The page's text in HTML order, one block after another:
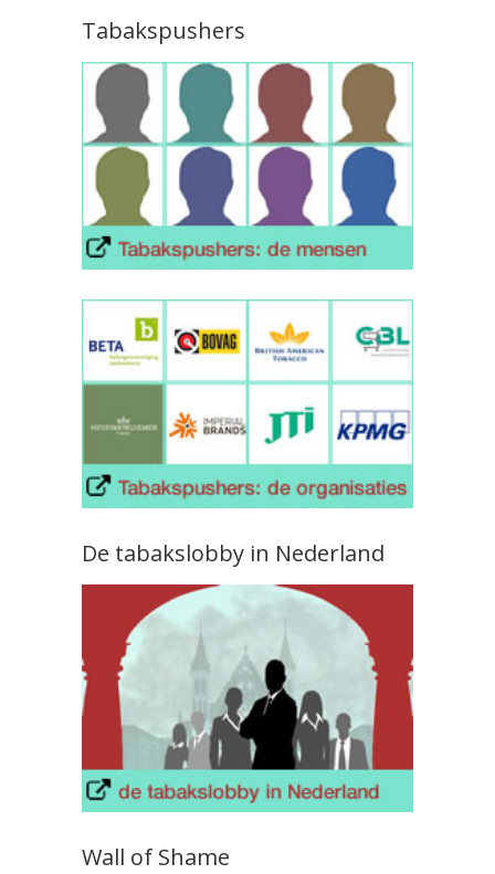
Tabakspushers
De tabakslobby in Nederland
Wall of Shame